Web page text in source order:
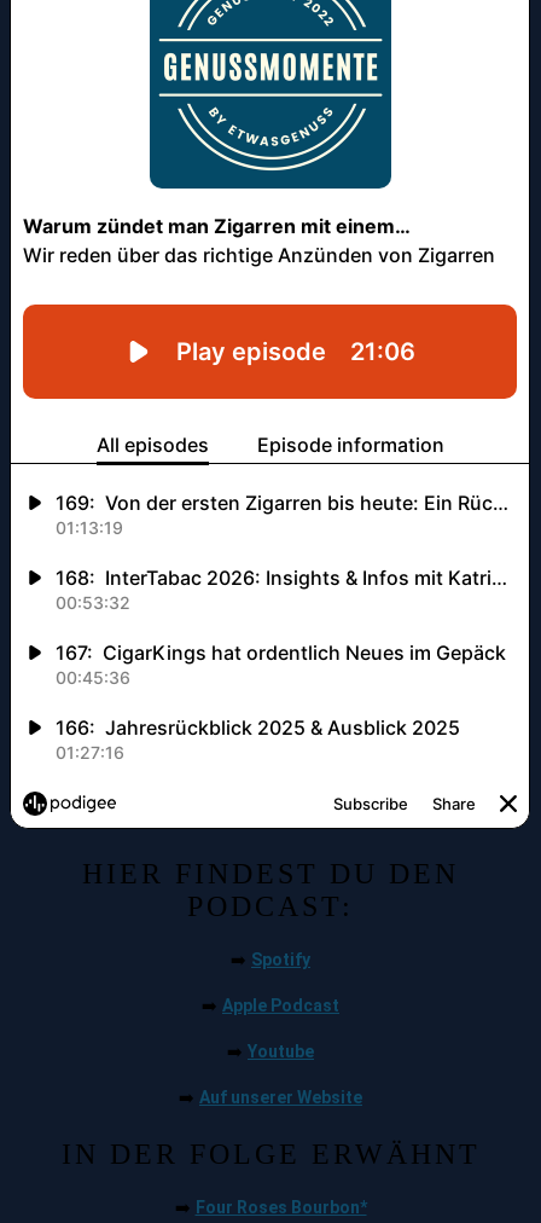
HIER FINDEST DU DEN
PODCAST:
➡️ Spotify
➡️ Apple Podcast
➡️ Youtube
➡️ Auf unserer Website
IN DER FOLGE ERWÄHNT
➡️ Four Roses Bourbon*